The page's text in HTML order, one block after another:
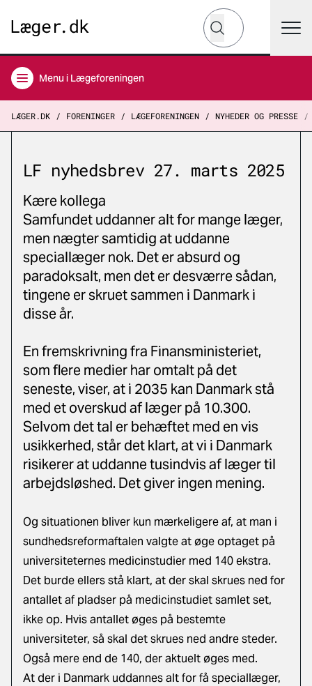
Hvad leder du efter?
Søg
Menu i Lægeforeningen
LÆGER.DK FORENINGER LÆGEFORENINGEN NYHEDER OG PRESSE
LF nyhedsbrev 27. marts 2025
Kære kollega
Samfundet uddanner alt for mange læger,
men nægter samtidig at uddanne
speciallæger nok. Det er absurd og
paradoksalt, men det er desværre sådan,
tingene er skruet sammen i Danmark i
disse år.
En fremskrivning fra Finansministeriet,
som flere medier har omtalt på det
seneste, viser, at i 2035 kan Danmark stå
med et overskud af læger på 10.300.
Selvom det tal er behæftet med en vis
usikkerhed, står det klart, at vi i Danmark
risikerer at uddanne tusindvis af læger til
arbejdsløshed. Det giver ingen mening.
Og situationen bliver kun mærkeligere af, at man i
sundhedsreformaftalen valgte at øge optaget på
universiteternes medicinstudier med 140 ekstra.
Det burde ellers stå klart, at der skal skrues ned for
antallet af pladser på medicinstudiet samlet set,
ikke op. Hvis antallet øges på bestemte
universiteter, så skal det skrues ned andre steder.
Også mere end de 140, der aktuelt øges med.
At der i Danmark uddannes alt for få speciallæger,